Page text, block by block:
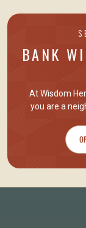
BANK
At Wisdom
you are a